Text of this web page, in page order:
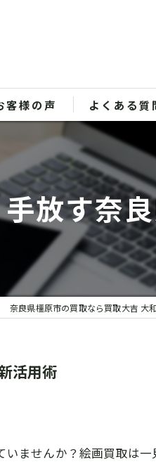
客様の声 よくある質
放す奈
奈良県橿原市の買取なら買取大吉 大
活用術
ませんか？絵画買取は